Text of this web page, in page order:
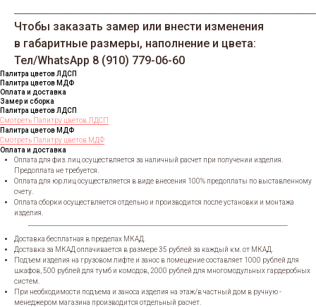
Чтобы заказать замер или внести изменения
в габаритные размеры, наполнение и цвета:
Тел/WhatsАрp 8 (910) 779-06-60
Палитра цветов ЛДСП
Палитра цветов МДФ
Оплата и доставка
Замер и сборка
Палитра цветов ЛДСП
Смотреть Палитру цветов ЛДСП
Палитра цветов МДФ
Смотреть Палитру цветов МДФ
Оплата и доставка
Оплата для физ. лиц осуществляется за наличный расчет при получении изделия.
Предоплата не требуется.
Оплата для юр.лиц осуществляется в виде внесения 100% предоплаты по выставленному
счету.
Оплата сборки осуществляется отдельно и производится после установки и монтажа
изделия.
Доставка бесплатная в пределах МКАД.
Доставка за МКАД оплачивается в размере 35 рублей за каждый км. от МКАД.
Подъем изделия на грузовом лифте и занос в помещение составляет 1000 рублей для
шкафов, 500 рублей для тумб и комодов, 2000 рублей для многомодульных гардеробных
систем.
При необходимости подъема и заноса изделия на этаж/в частный дом в ручную -
менеджером магазина производится отдельный расчет.